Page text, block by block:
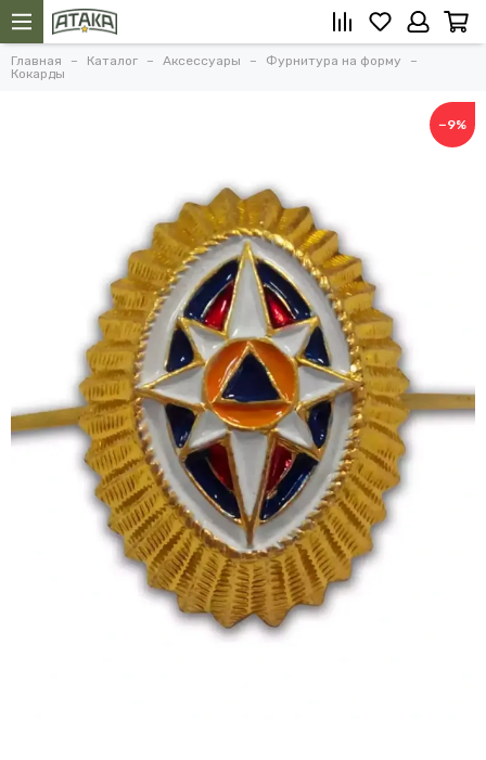
Главная Каталог Аксессуары
Фурнитура на форму
Кокарды
−9%